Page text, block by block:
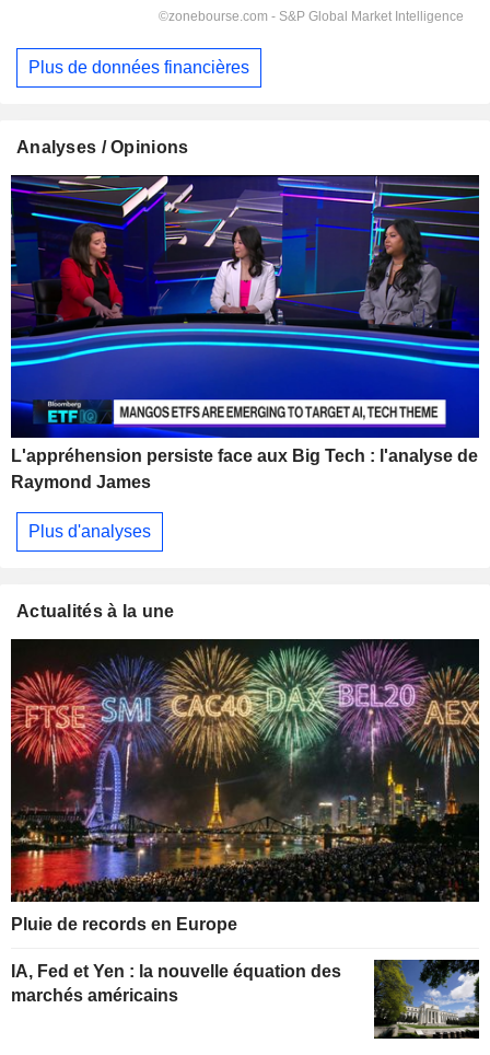
Plus de données financières
Analyses / Opinions
L'appréhension persiste face aux Big Tech : l'analyse de
Raymond James
Plus d'analyses
Actualités à la une
Pluie de records en Europe
IA, Fed et Yen : la nouvelle équation des
marchés américains